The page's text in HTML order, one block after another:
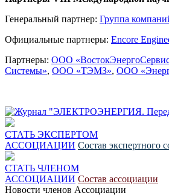
Генеральный партнер: Группа
Официальные партнеры: Encore
Партнеры: ООО
Системы», ООО «ТЭМЗ», ООО
СТАТЬ ЭКСПЕРТОМ
АССОЦИАЦИИ Состав экспертного
СТАТЬ ЧЛЕНОМ
АССОЦИАЦИИ Состав ассоциации
Новости членов Ассоциации